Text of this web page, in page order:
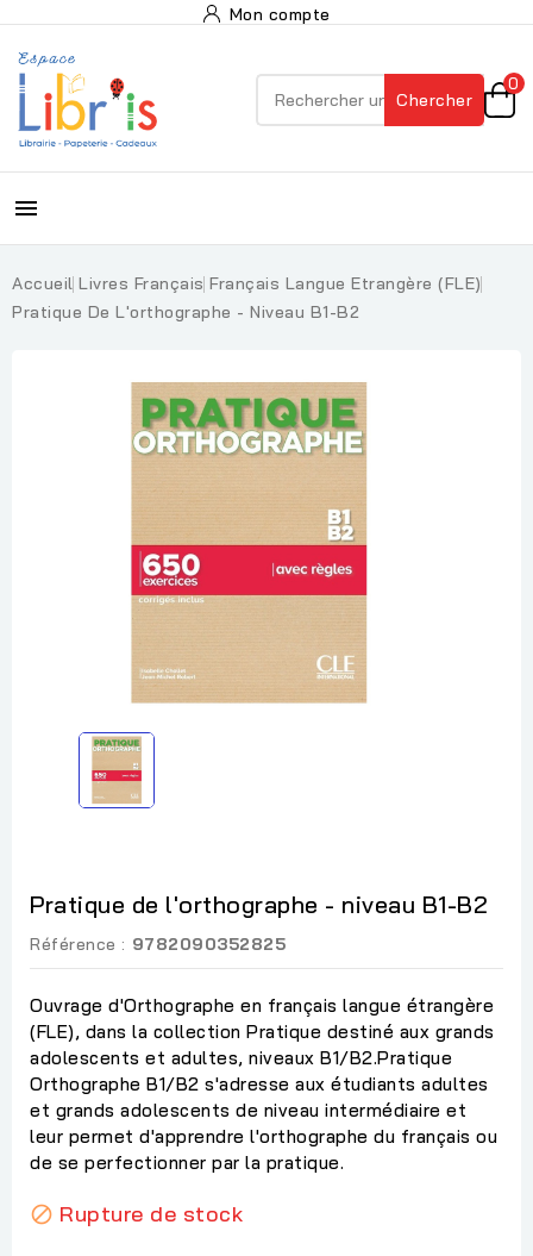
Mon compte
Chercher
0

Accueil Livres Français Français Langue Etrangère (FLE)
Pratique De L'orthographe - Niveau B1-B2
Pratique de l'orthographe - niveau B1-B2
Référence : 9782090352825
Ouvrage d'Orthographe en français langue étrangère
(FLE), dans la collection Pratique destiné aux grands
adolescents et adultes, niveaux B1/B2.Pratique
Orthographe B1/B2 s'adresse aux étudiants adultes
et grands adolescents de niveau intermédiaire et
leur permet d'apprendre l'orthographe du français ou
de se perfectionner par la pratique.
 Rupture de stock